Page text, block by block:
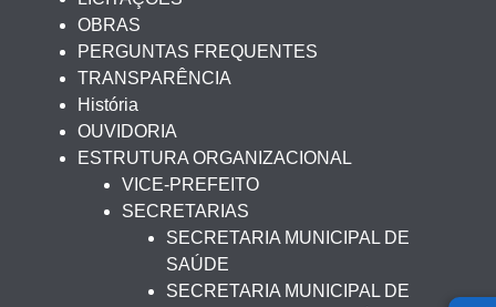
OBRAS
PERGUNTAS FREQUENTES
TRANSPARÊNCIA
História
OUVIDORIA
ESTRUTURA ORGANIZACIONAL
VICE-PREFEITO
SECRETARIAS
SECRETARIA MUNICIPAL DE
SAÚDE
SECRETARIA MUNICIPAL DE